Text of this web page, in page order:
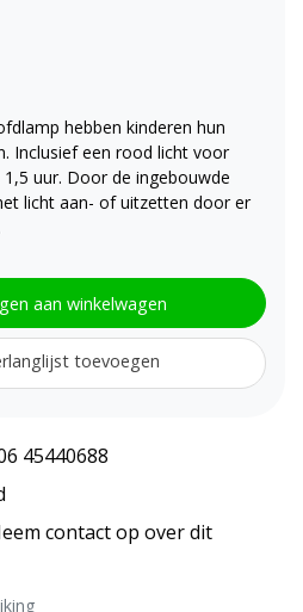
hebben kinderen hun
Inclusief een rood licht voor
uur. Door de ingebouwde
licht aan- of uitzetten door er
aan winkelwagen
toevoegen
45440688
contact op over dit